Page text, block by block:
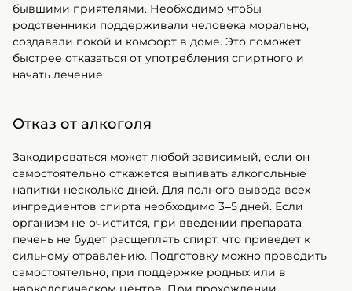
бывшими приятелями. Необходимо чтобы
родственники поддерживали человека морально,
создавали покой и комфорт в доме. Это поможет
быстрее отказаться от употребления спиртного и
начать лечение.
Отказ от алкоголя
Закодироваться может любой зависимый, если он
самостоятельно откажется выпивать алкогольные
напитки несколько дней. Для полного вывода всех
ингредиентов спирта необходимо 3–5 дней. Если
организм не очистится, при введении препарата
печень не будет расщеплять спирт, что приведет к
сильному отравлению. Подготовку можно проводить
самостоятельно, при поддержке родных или в